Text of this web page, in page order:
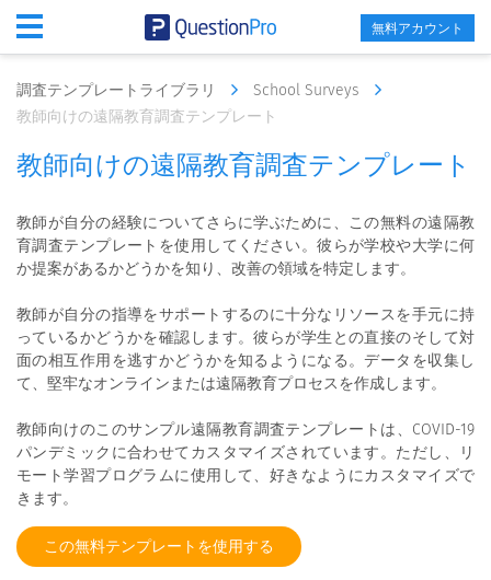
無料アカウント
調査テンプレートライブラリ
School Surveys
教師向けの遠隔教育調査テンプレート
教師向けの遠隔教育調査テンプレート
教師が自分の経験についてさらに学ぶために、この無料の遠隔教
育調査テンプレートを使用してください。彼らが学校や大学に何
か提案があるかどうかを知り、改善の領域を特定します。
教師が自分の指導をサポートするのに十分なリソースを手元に持
っているかどうかを確認します。彼らが学生との直接のそして対
面の相互作用を逃すかどうかを知るようになる。データを収集し
て、堅牢なオンラインまたは遠隔教育プロセスを作成します。
教師向けのこのサンプル遠隔教育調査テンプレートは、COVID-19
パンデミックに合わせてカスタマイズされています。ただし、リ
モート学習プログラムに使用して、好きなようにカスタマイズで
きます。
この無料テンプレートを使用する